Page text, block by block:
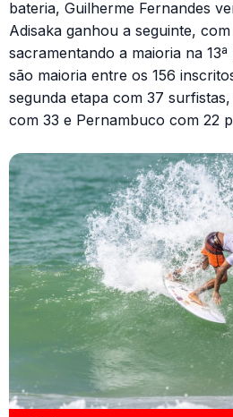
bateria, Guilherme Fernandes
Adisaka ganhou a seguinte,
sacramentando a maioria na
são maioria entre os 156
segunda etapa com 37
com 33 e Pernambuco com 22